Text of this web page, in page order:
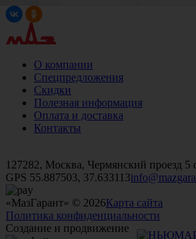
О компании
Спецпредложения
Скидки
Полезная информация
Оплата и доставка
Контакты
127282, Москва, Чермянский проезд 5
GPS 55.887503, 37.633113
«МазГарант» © 2026Карта сайта
Политика конфиденциальности
Создание и продвижение